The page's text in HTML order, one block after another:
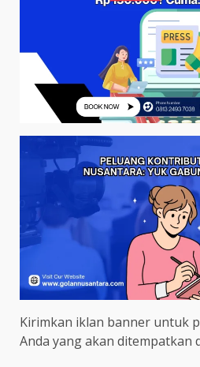
Kirimkan iklan banner untuk
Anda yang akan ditempatkan